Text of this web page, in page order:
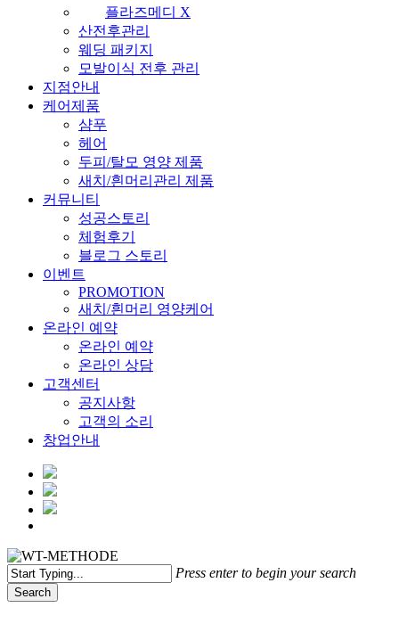
플라즈메디 X
산전후관리
웨딩 패키지
모발이식 전후 관리
지점안내
케어제품
샴푸
헤어
두피/탈모 영양 제품
새치/흰머리관리 제품
커뮤니티
성공스토리
체험후기
블로그 스토리
이벤트
PROMOTION
새치/흰머리 영양케어
온라인 예약
온라인 예약
온라인 상담
고객센터
공지사항
고객의 소리
창업안내
Press enter to begin your search
Search